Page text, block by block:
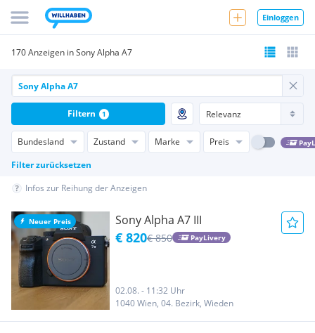
Einloggen
170 Anzeigen in Sony Alpha A7
Bundesland Zustand Marke Preis
Filter zurücksetzen
Filtern 1
Infos zur Reihung der Anzeigen
Neuer Preis Sony Alpha A7 III
€ 820€ 850 PayLivery
02.08. - 11:32 Uhr
1040 Wien, 04. Bezirk, Wieden